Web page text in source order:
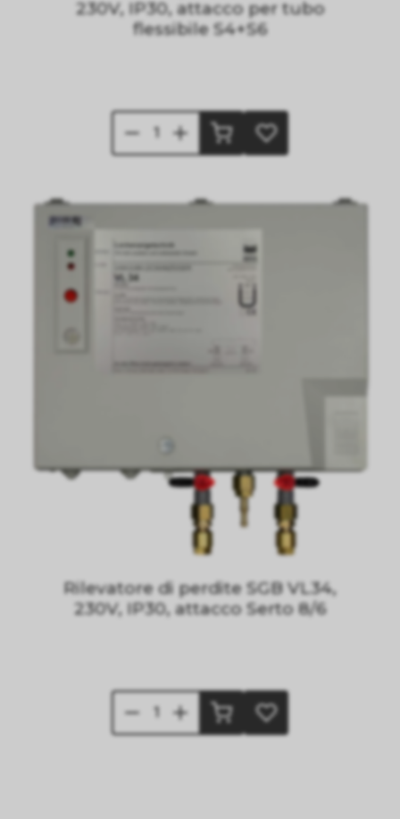
230V, IP30, attacco per tubo
flessibile S4+S6
Rilevatore di perdite SGB VL34,
230V, IP30, attacco Serto 8/6